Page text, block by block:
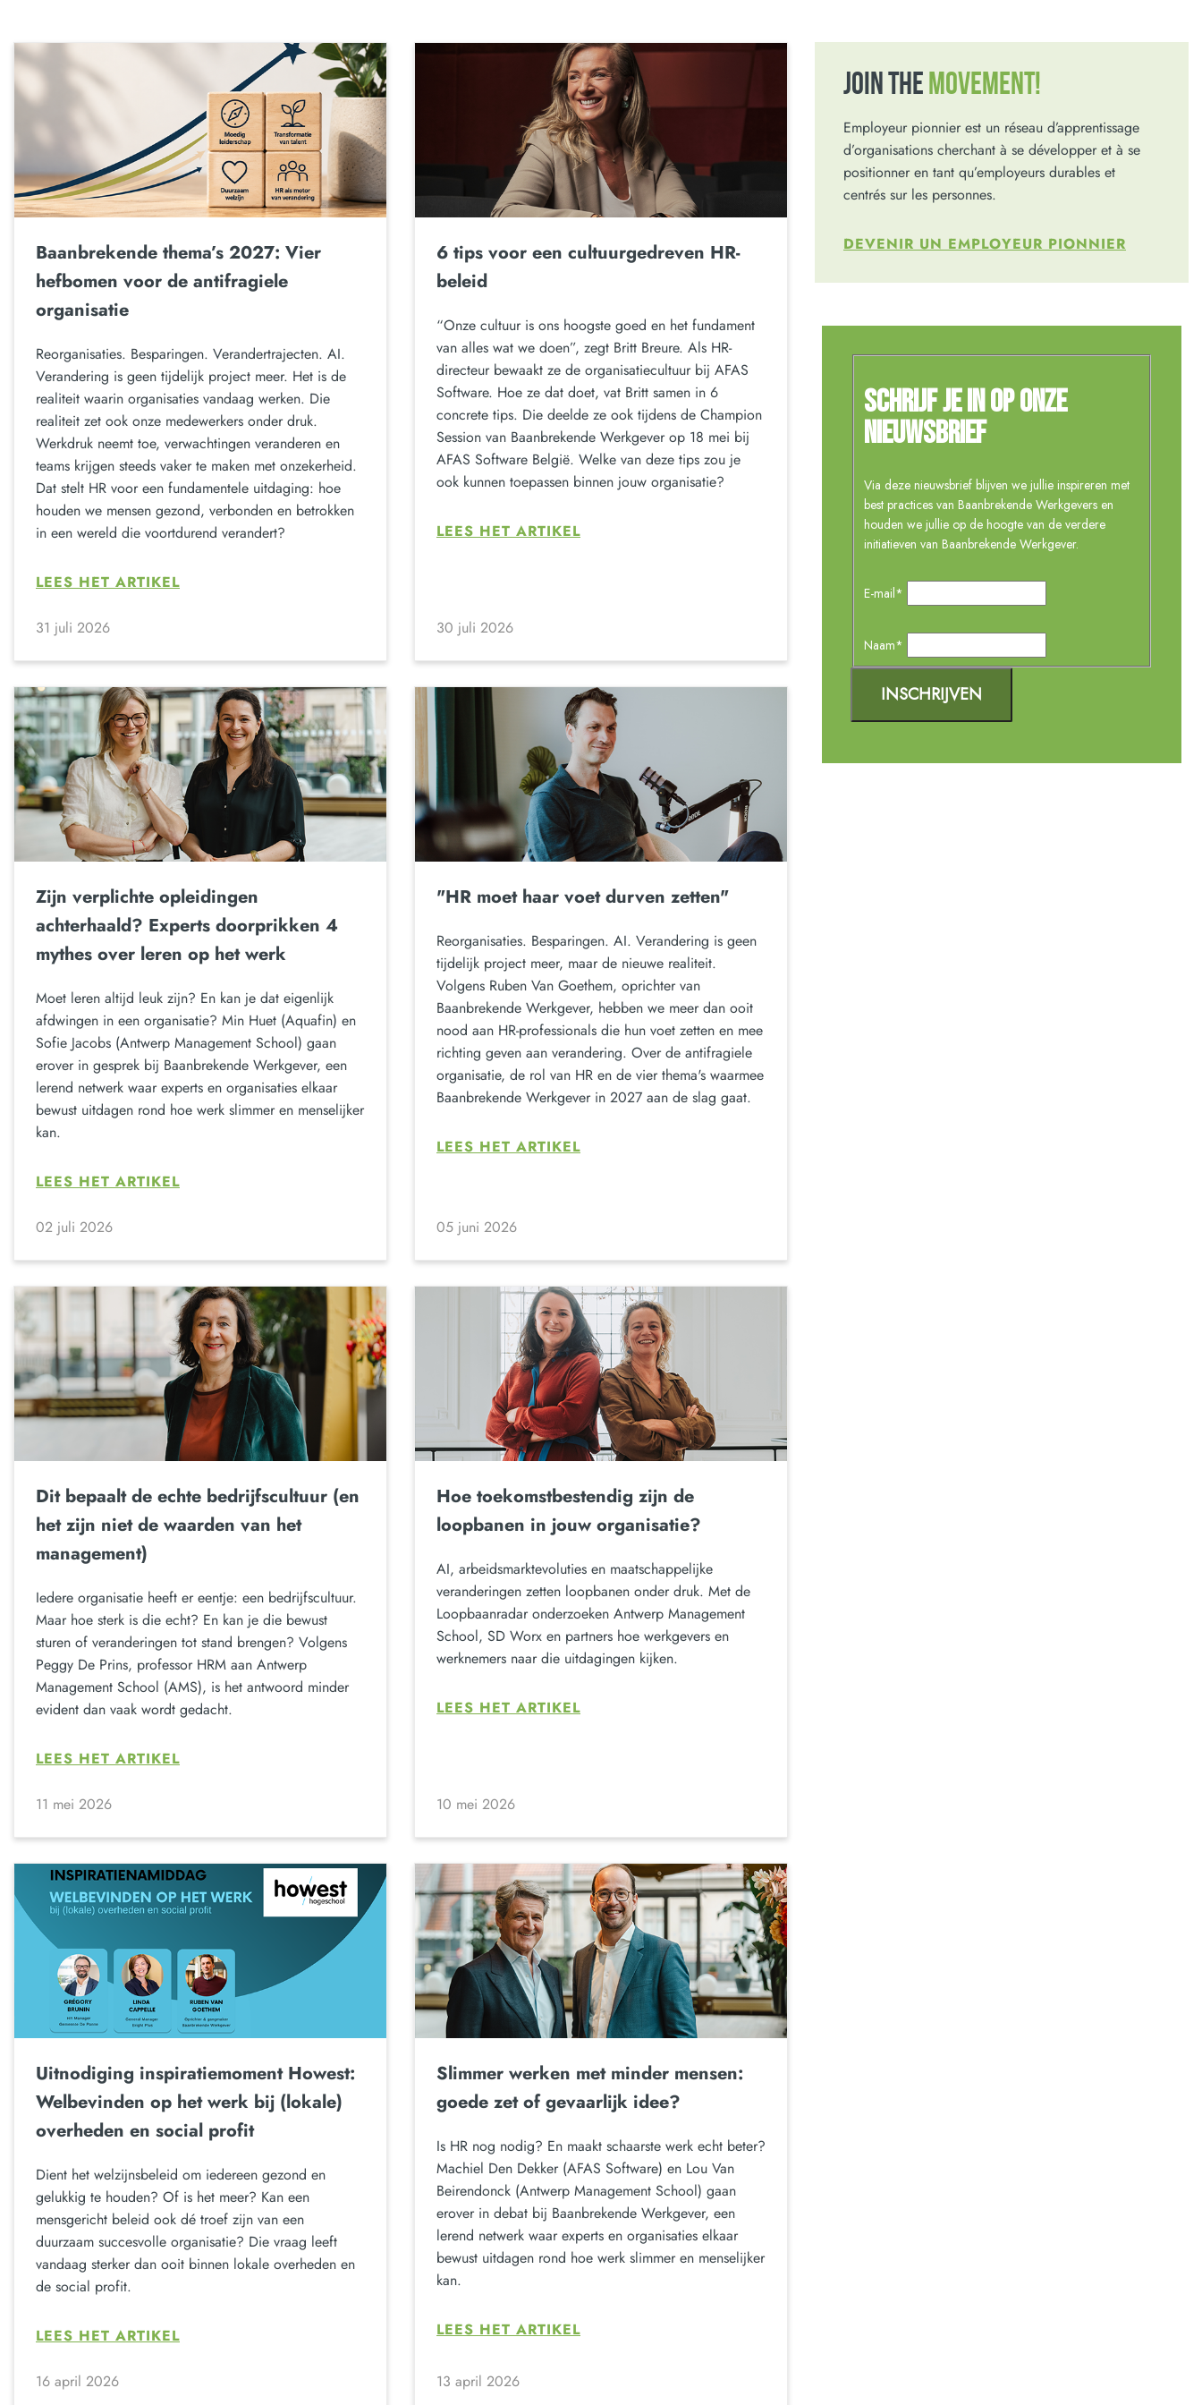
Baanbrekende thema’s 2027: Vier
hefbomen voor de antifragiele
organisatie
Reorganisaties. Besparingen. Verandertrajecten. AI.
Verandering is geen tijdelijk project meer. Het is de
realiteit waarin organisaties vandaag werken. Die
realiteit zet ook onze medewerkers onder druk.
Werkdruk neemt toe, verwachtingen veranderen en
teams krijgen steeds vaker te maken met onzekerheid.
Dat stelt HR voor een fundamentele uitdaging: hoe
houden we mensen gezond, verbonden en betrokken
in een wereld die voortdurend verandert?
LEES HET ARTIKEL
31 juli 2026
6 tips voor een cultuurgedreven HR-
beleid
“Onze cultuur is ons hoogste goed en het fundament
van alles wat we doen”, zegt Britt Breure. Als HR-
directeur bewaakt ze de organisatiecultuur bij AFAS
Software. Hoe ze dat doet, vat Britt samen in 6
concrete tips. Die deelde ze ook tijdens de Champion
Session van Baanbrekende Werkgever op 18 mei bij
AFAS Software België. Welke van deze tips zou je
ook kunnen toepassen binnen jouw organisatie?
LEES HET ARTIKEL
30 juli 2026
Zijn verplichte opleidingen
achterhaald? Experts doorprikken 4
mythes over leren op het werk
Moet leren altijd leuk zijn? En kan je dat eigenlijk
afdwingen in een organisatie? Min Huet (Aquafin) en
Sofie Jacobs (Antwerp Management School) gaan
erover in gesprek bij Baanbrekende Werkgever, een
lerend netwerk waar experts en organisaties elkaar
bewust uitdagen rond hoe werk slimmer en menselijker
kan.
LEES HET ARTIKEL
02 juli 2026
"HR moet haar voet durven zetten"
Reorganisaties. Besparingen. AI. Verandering is geen
tijdelijk project meer, maar de nieuwe realiteit.
Volgens Ruben Van Goethem, oprichter van
Baanbrekende Werkgever, hebben we meer dan ooit
nood aan HR-professionals die hun voet zetten en mee
richting geven aan verandering. Over de antifragiele
organisatie, de rol van HR en de vier thema's waarmee
Baanbrekende Werkgever in 2027 aan de slag gaat.
LEES HET ARTIKEL
05 juni 2026
Dit bepaalt de echte bedrijfscultuur (en
het zijn niet de waarden van het
management)
Iedere organisatie heeft er eentje: een bedrijfscultuur.
Maar hoe sterk is die echt? En kan je die bewust
sturen of veranderingen tot stand brengen? Volgens
Peggy De Prins, professor HRM aan Antwerp
Management School (AMS), is het antwoord minder
evident dan vaak wordt gedacht.
LEES HET ARTIKEL
11 mei 2026
Hoe toekomstbestendig zijn de
loopbanen in jouw organisatie?
AI, arbeidsmarktevoluties en maatschappelijke
veranderingen zetten loopbanen onder druk. Met de
Loopbaanradar onderzoeken Antwerp Management
School, SD Worx en partners hoe werkgevers en
werknemers naar die uitdagingen kijken.
LEES HET ARTIKEL
10 mei 2026
Uitnodiging inspiratiemoment Howest:
Welbevinden op het werk bij (lokale)
overheden en social profit
Dient het welzijnsbeleid om iedereen gezond en
gelukkig te houden? Of is het meer? Kan een
mensgericht beleid ook dé troef zijn van een
duurzaam succesvolle organisatie? Die vraag leeft
vandaag sterker dan ooit binnen lokale overheden en
de social profit.
LEES HET ARTIKEL
16 april 2026
Slimmer werken met minder mensen:
goede zet of gevaarlijk idee?
Is HR nog nodig? En maakt schaarste werk echt beter?
Machiel Den Dekker (AFAS Software) en Lou Van
Beirendonck (Antwerp Management School) gaan
erover in debat bij Baanbrekende Werkgever, een
lerend netwerk waar experts en organisaties elkaar
bewust uitdagen rond hoe werk slimmer en menselijker
kan.
LEES HET ARTIKEL
13 april 2026
JOIN THE MOVEMENT!
Employeur pionnier est un réseau d’apprentissage
d’organisations cherchant à se développer et à se
positionner en tant qu’employeurs durables et
centrés sur les personnes.
DEVENIR UN EMPLOYEUR PIONNIER